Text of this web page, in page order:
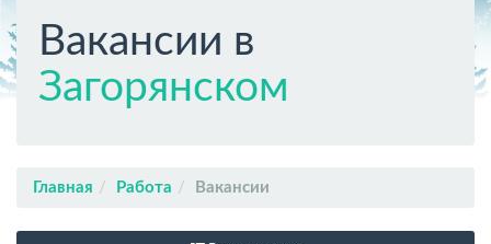
Вакансии в
Загорянском
Главная Работа Вакансии